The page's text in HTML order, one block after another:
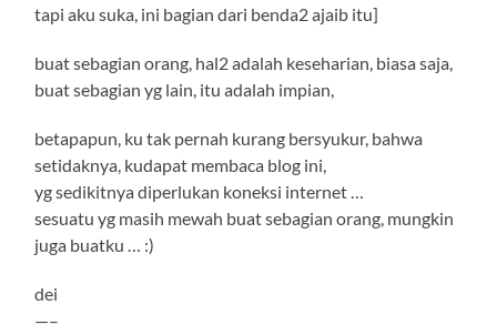
tapi aku suka, ini bagian dari benda2 ajaib itu]
buat sebagian orang, hal2 adalah keseharian, biasa saja,
buat sebagian yg lain, itu adalah impian,
betapapun, ku tak pernah kurang bersyukur, bahwa
setidaknya, kudapat membaca blog ini,
yg sedikitnya diperlukan koneksi internet …
sesuatu yg masih mewah buat sebagian orang, mungkin
juga buatku … :)
dei
—–